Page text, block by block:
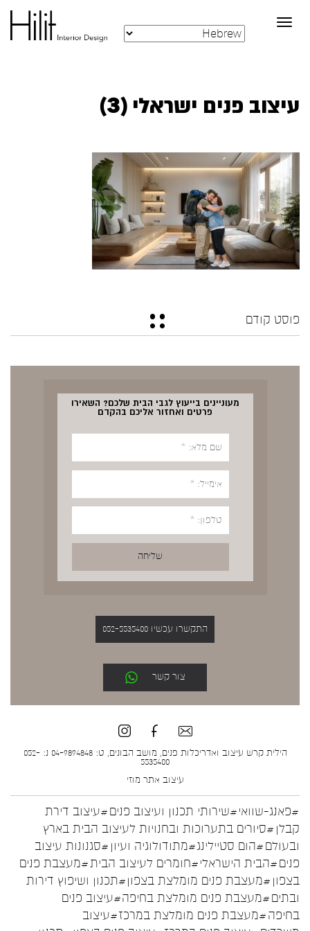
Toggle
navigation
עיצוב פנים ישראלי (3)
פוסט קודם
מעוניינים בייעוץ לגבי הבית שלכם? השאירו
פרטים ואחזור אליכם בהקדם
התקשרו עכשיו 052-5535400
צור קשר
הילית קרש עיצוב ואדריכלות פנים, מושב הבונים, ט: 04-9894848 נ: 052-
5535400
עיצוב אתר מוזי
#פאנג-שוואי#שירותי תכנון ועיצוב פנים#עיצוב דירת
קבלן #סיורים בתערוכות ובחנויות לעיצוב הבית בארץ
ובעולם#הום סטיילינג#מתודולוגיה ועיון #סגנונות עיצוב
פנים#הבית הישראלי#חומרים לעיצוב הבית#מעצבת פנים
בצפון #מעצבת פנים מומלצת בצפון#תכנון ושיפוץ דירות
ובתים#מעצבת פנים מומלצת בחיפה#עיצוב פנים
בחיפה#מעצבת פנים מומלצת במרכז#עיצוב